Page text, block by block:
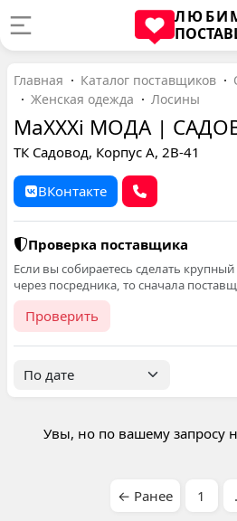
Главная Каталог поставщиков
Женская одежда
Лосины
MaXXXi МОДА |
ТК Садовод, Корпус А, 2В-41
ВКонтакте
Проверка поставщика
Если вы собираетесь сделать
через посредника, то сначала
Проверить
Увы, но по вашему запросу
← Ранее 1